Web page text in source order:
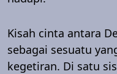
Kisah cinta antara
sebagai sesuatu
kegetiran. Di satu